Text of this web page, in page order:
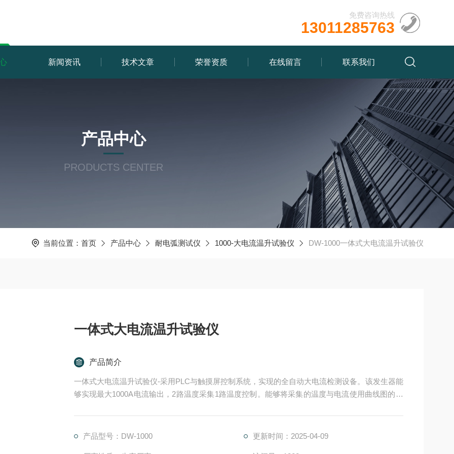
免费咨询热线
13011285763
新闻资讯 技术文章 荣誉资质 在线留言 联系我们
产品中心
PRODUCTS CENTER
当前位置： 首页 产品中心 耐电弧测试仪 1000-大电流温升试验仪 DW-1000一体式大电流温升试验仪
一体式大电流温升试验仪
产品简介
一体式大电流温升试验仪-采用PLC与触摸屏控制系统，实现的全自动大电流检测设备。该发生器能
够实现最大1000A电流输出，2路温度采集1路温度控制。能够将采集的温度与电流使用曲线图的方
产品型号：DW-1000 更新时间：2025-04-09